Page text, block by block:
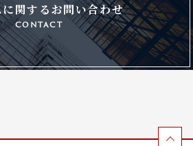
関するお問い合わせ
contact